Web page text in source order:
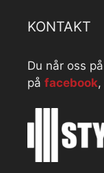
KONTAKT
Du når oss på
på facebook,